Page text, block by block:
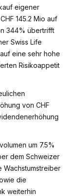
eigener
145.2 Mio auf
344% übertrifft
Swiss Life
eine sehr hohe
Risikoappetit
von CHF
um 7.5%
dem Schweizer
Wachstumstreiber
die
weiterhin